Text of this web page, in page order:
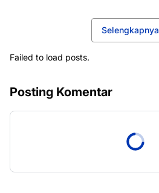
Selengkapnya
Failed to load posts.
Posting Komentar